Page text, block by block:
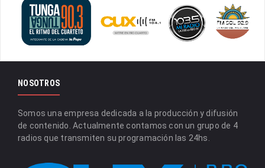
NOSOTROS
Somos una empresa dedicada a la producción y difusión
de contenido. Actualmente contamos con un grupo de 4
radios que transmiten su programación las 24hs.